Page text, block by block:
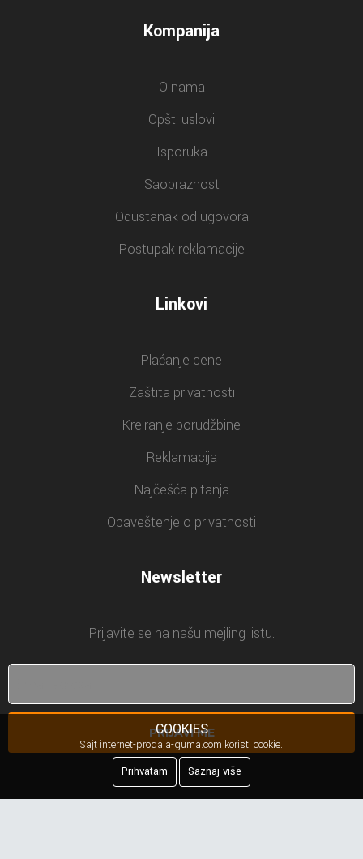
Kompanija
O nama
Opšti uslovi
Isporuka
Saobraznost
Odustanak od ugovora
Postupak reklamacije
Linkovi
Plaćanje cene
Zaštita privatnosti
Kreiranje porudžbine
Reklamacija
Najčešća pitanja
Obaveštenje o privatnosti
Newsletter
Prijavite se na našu mejling listu.
PRIJAVI ME
COOKIES
Sajt internet-prodaja-guma.com koristi cookie.
Prihvatam
Saznaj više